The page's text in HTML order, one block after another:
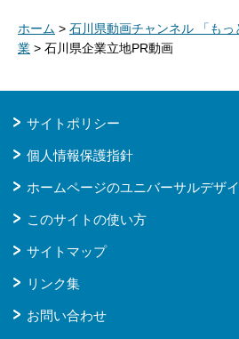
ホーム > 石川県動画チャンネル 「もっ
業 > 石川県企業立地PR動画
サイトポリシー
個人情報保護指針
ホームページのユニバーサルデザ
このサイトの使い方
サイトマップ
リンク集
お問い合わせ